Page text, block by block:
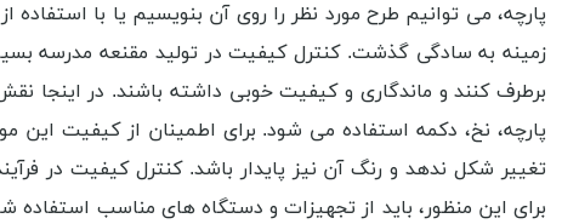
پارچه، می توانیم طرح مورد نظر را روی آن بنویسیم یا با
زمینه به سادگی گذشت. کنترل کیفیت در تولید مقنعه مدرسه
برطرف کنند و ماندگاری و کیفیت خوبی داشته باشند. در اینجا
پارچه، نخ، دکمه استفاده می شود. برای اطمینان از کیفیت این
تغییر شکل ندهد و رنگ آن نیز پایدار باشد. کنترل کیفیت در
برای این منظور، باید از تجهیزات و دستگاه های مناسب استفاده